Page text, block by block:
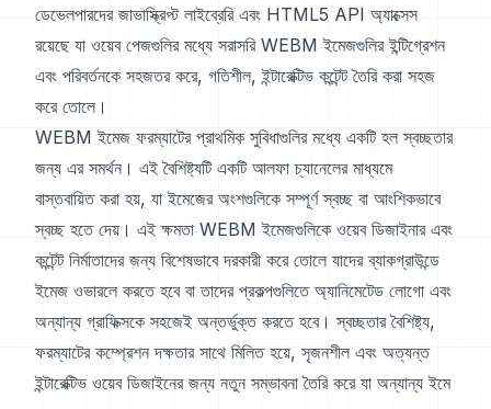
ডেভেলপারদের জাভাস্ক্রিপ্ট লাইব্রেরি এবং HTML5 API অ্যাক্সেস
রয়েছে যা ওয়েব পেজগুলির মধ্যে সরাসরি WEBM ইমেজগুলির ইন্টিগ্রেশন
এবং পরিবর্তনকে সহজতর করে, গতিশীল, ইন্টারেক্টিভ কন্টেন্ট তৈরি করা সহজ
করে তোলে।
WEBM ইমেজ ফরম্যাটের প্রাথমিক সুবিধাগুলির মধ্যে একটি হল স্বচ্ছতার
জন্য এর সমর্থন। এই বৈশিষ্ট্যটি একটি আলফা চ্যানেলের মাধ্যমে
বাস্তবায়িত করা হয়, যা ইমেজের অংশগুলিকে সম্পূর্ণ স্বচ্ছ বা আংশিকভাবে
স্বচ্ছ হতে দেয়। এই ক্ষমতা WEBM ইমেজগুলিকে ওয়েব ডিজাইনার এবং
কন্টেন্ট নির্মাতাদের জন্য বিশেষভাবে দরকারী করে তোলে যাদের ব্যাকগ্রাউন্ডে
ইমেজ ওভারলে করতে হবে বা তাদের প্রকল্পগুলিতে অ্যানিমেটেড লোগো এবং
অন্যান্য গ্রাফিক্সকে সহজেই অন্তর্ভুক্ত করতে হবে। স্বচ্ছতার বৈশিষ্ট্য,
ফরম্যাটের কম্প্রেশন দক্ষতার সাথে মিলিত হয়ে, সৃজনশীল এবং অত্যন্ত
ইন্টারেক্টিভ ওয়েব ডিজাইনের জন্য নতুন সম্ভাবনা তৈরি করে যা অন্যান্য ইমে